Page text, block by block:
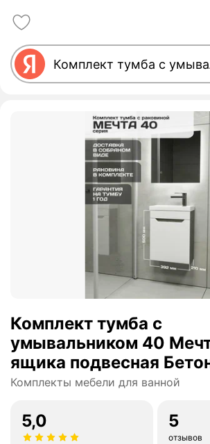
Комплект тумба с
умывальником 40
ящика подвесная
айсберг
Комплекты мебели для ванной
5,0 5
отзывов